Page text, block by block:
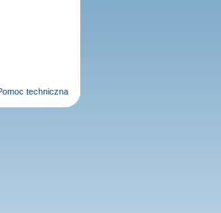
techniczna